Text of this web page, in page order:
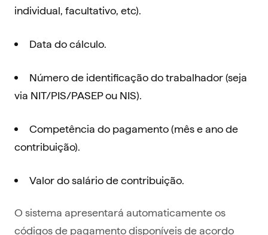
individual, facultativo, etc).
Data do cálculo.
Número de identificação do trabalhador (seja
via NIT/PIS/PASEP ou NIS).
Competência do pagamento (mês e ano de
contribuição).
Valor do salário de contribuição.
O sistema apresentará automaticamente os
códigos de pagamento disponíveis de acordo